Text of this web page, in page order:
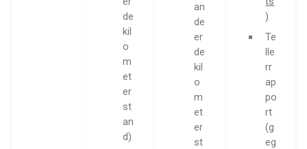
de
kil
o
m
et
er
st
an
d)
an
de
er
de
kil
o
m
et
er
st
)
Te
lle
rr
ap
po
rt
(g
eg